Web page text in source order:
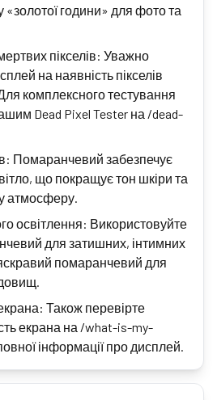
години» для фото та
пікселів: Уважно
на наявність пікселів
комплексного тестування
Dead Pixel Tester на /dead-
Помаранчевий забезпечує
що покращує тон шкіри та
атмосферу.
освітлення: Використовуйте
для затишних, інтимних
помаранчевий для
Також перевірте
екрана на /what-is-my-
інформації про дисплей.